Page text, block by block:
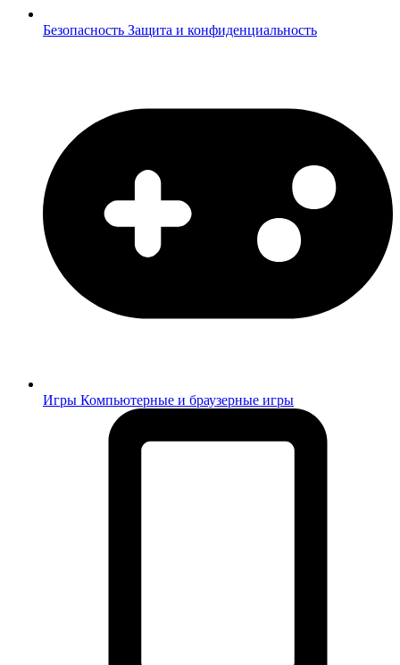
Безопасность Защита и конфиденциальность
Игры Компьютерные и браузерные игры